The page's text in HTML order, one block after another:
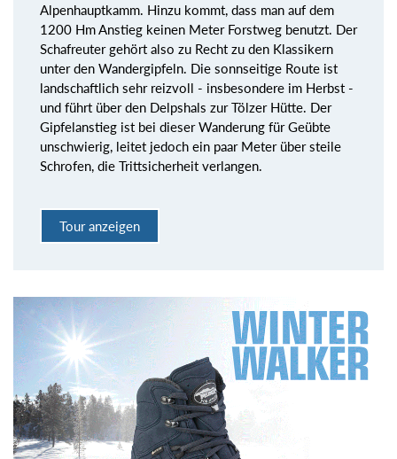
Alpenhauptkamm. Hinzu kommt, dass man auf dem
1200 Hm Anstieg keinen Meter Forstweg benutzt. Der
Schafreuter gehört also zu Recht zu den Klassikern
unter den Wandergipfeln. Die sonnseitige Route ist
landschaftlich sehr reizvoll - insbesondere im Herbst -
und führt über den Delpshals zur Tölzer Hütte. Der
Gipfelanstieg ist bei dieser Wanderung für Geübte
unschwierig, leitet jedoch ein paar Meter über steile
Schrofen, die Trittsicherheit verlangen.
Tour anzeigen